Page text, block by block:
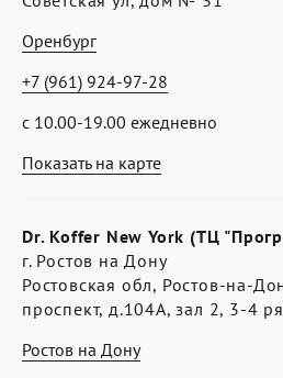
Показать на карте
Оренбург
с 10.00-19.00 ежедневно
+7 (961) 924-97-28
Dr. Koffer New York (ТЦ
г. Ростов на Дону
Ростовская обл, Ростов-на-
проспект, д.104А, зал 2, 3-4
Ростов на Дону